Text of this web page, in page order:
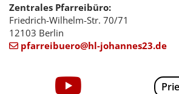
Zentrales Pfarreibüro:
Friedrich-Wilhelm-Str. 70/71
12103 Berlin
 pfarreibuero@hl-johannes23.de